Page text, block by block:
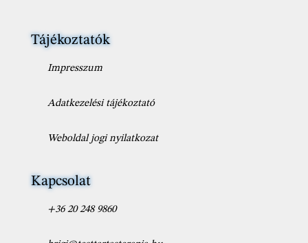
Tájékoztatók
Impresszum
Adatkezelési tájékoztató
Weboldal jogi nyilatkozat
Kapcsolat
+36 20 248 9860